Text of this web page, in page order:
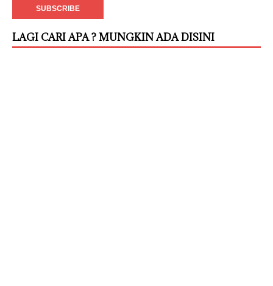
LAGI CARI APA ? MUNGKIN ADA DISINI